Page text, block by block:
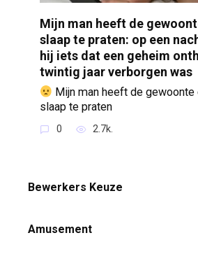
Mijn man heeft de
slaap te praten: op een
hij iets dat een geheim
twintig jaar verborgen was
Mijn man heeft de gewoonte
slaap te praten
0 2.7k.
Bewerkers Keuze
Amusement